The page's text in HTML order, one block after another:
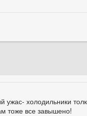
холодильники
тоже все завышено!